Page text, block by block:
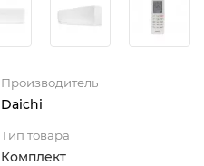
Производитель
Daichi
Тип товара
Комплект